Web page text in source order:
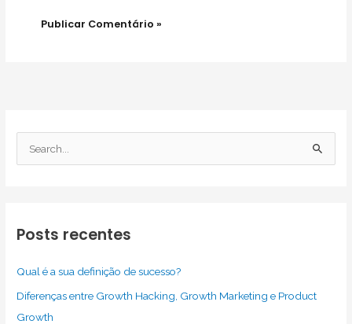
por:
Posts recentes
Qual é a sua definição de sucesso?
Diferenças entre Growth Hacking, Growth Marketing e Product
Growth